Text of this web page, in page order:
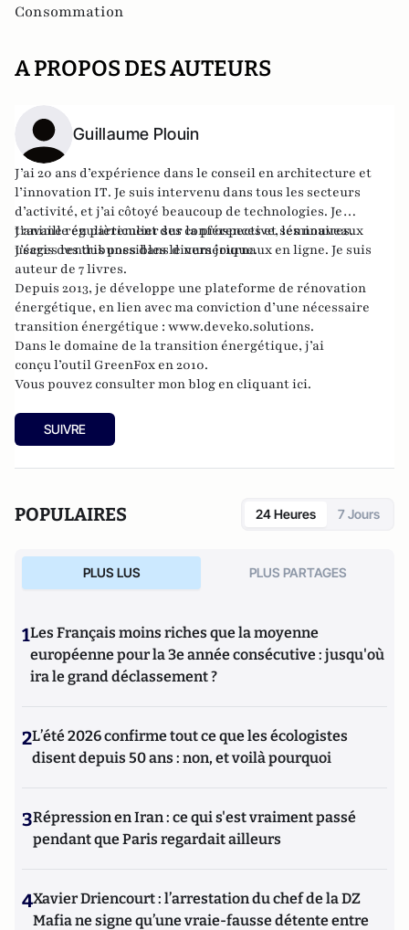
Consommation
A PROPOS DES AUTEURS
Guillaume Plouin
J’ai 20 ans d’expérience dans le conseil en architecture et
l’innovation IT. Je suis intervenu dans tous les secteurs
d’activité, et j’ai côtoyé beaucoup de technologies. Je
travaille en particulier sur la prospective, les nouveaux
usages rendus possibles le numérique.
J’anime régulièrement desconférences et séminaires.
J’écrisdes tribunesdans divers journaux en ligne. Je suis
auteur de 7 livres.
Depuis 2013, je développe une plateforme de rénovation
énergétique, en lien avec ma conviction d’une nécessaire
transition énergétique : www.deveko.solutions.
Dans le domaine de la transition énergétique, j’ai
conçu l’outil GreenFox en 2010.
Vous pouvez consulter mon blog en cliquant ici.
SUIVRE
POPULAIRES 24 Heures 7 Jours
PLUS LUS PLUS PARTAGES
1Les Français moins riches que la moyenne
européenne pour la 3e année consécutive : jusqu'où
ira le grand déclassement ?
2L’été 2026 confirme tout ce que les écologistes
disent depuis 50 ans : non, et voilà pourquoi
3Répression en Iran : ce qui s'est vraiment passé
pendant que Paris regardait ailleurs
4Xavier Driencourt : l’arrestation du chef de la DZ
Mafia ne signe qu’une vraie-fausse détente entre